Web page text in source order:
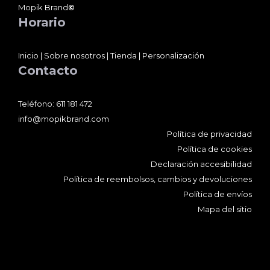
Mopik Brand©
Horario
Inicio | Sobre nosotros |Tienda | Personalización
Contacto
Teléfono: 611 181 472
info@mopikbrand.com
Política de privacidad
Política de cookies
Declaración accesibilidad
Política de reembolsos, cambios y devoluciones
Política de envíos
Mapa del sitio